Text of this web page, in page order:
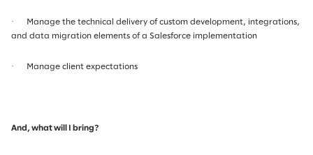
· Manage the technical delivery of custom development, integrations,
and data migration elements of a Salesforce implementation
· Manage client expectations
And, what will I bring?